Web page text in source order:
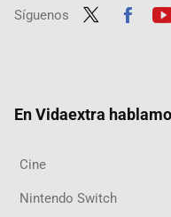
Síguenos
En Vidaextra
Cine
Nintendo Switch